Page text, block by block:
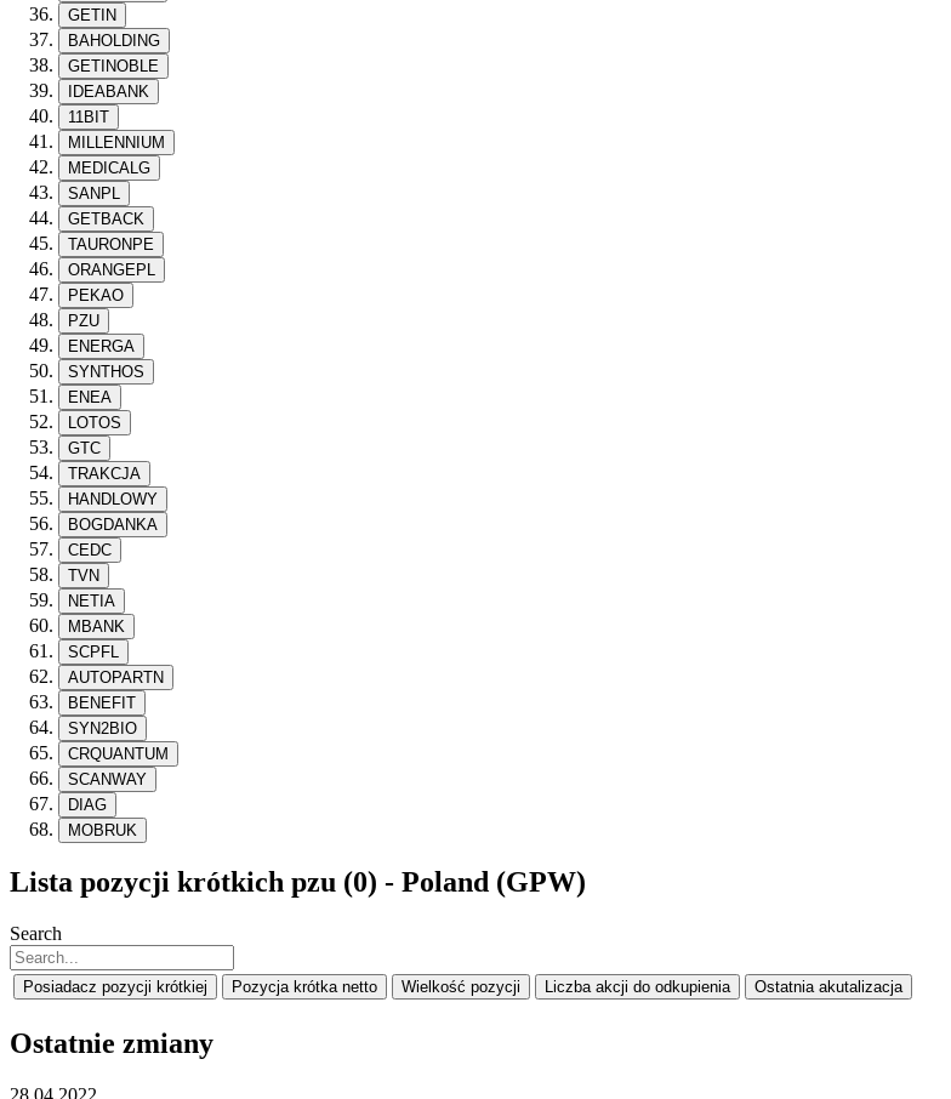
GETIN
BAHOLDING
GETINOBLE
IDEABANK
11BIT
MILLENNIUM
MEDICALG
SANPL
GETBACK
TAURONPE
ORANGEPL
PEKAO
PZU
ENERGA
SYNTHOS
ENEA
LOTOS
GTC
TRAKCJA
HANDLOWY
BOGDANKA
CEDC
TVN
NETIA
MBANK
SCPFL
AUTOPARTN
BENEFIT
SYN2BIO
CRQUANTUM
SCANWAY
DIAG
MOBRUK
Lista pozycji krótkich pzu (0) - Poland (GPW)
Search
Posiadacz pozycji krótkiej Pozycja krótka netto Wielkość pozycji Liczba akcji do odkupienia Ostatnia akutalizacja
Ostatnie zmiany